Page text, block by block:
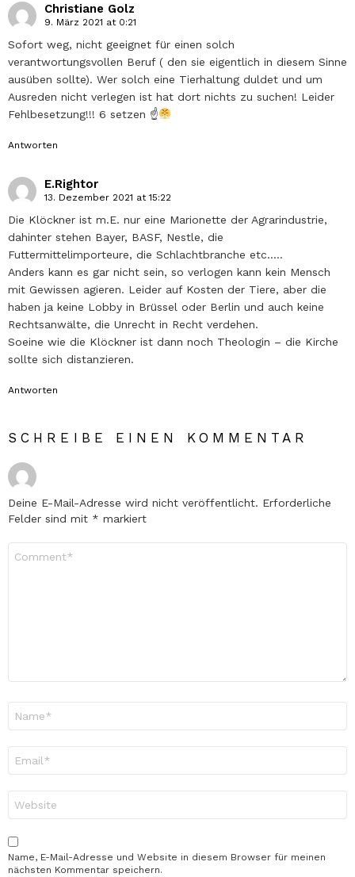
Christiane Golz
9. März 2021 at 0:21
Sofort weg, nicht geeignet für einen solch
verantwortungsvollen Beruf ( den sie eigentlich in diesem Sinne
ausüben sollte). Wer solch eine Tierhaltung duldet und um
Ausreden nicht verlegen ist hat dort nichts zu suchen! Leider
Fehlbesetzung!!! 6 setzen ☝
Antworten
E.Rightor
13. Dezember 2021 at 15:22
Die Klöckner ist m.E. nur eine Marionette der Agrarindustrie,
dahinter stehen Bayer, BASF, Nestle, die
Futtermittelimporteure, die Schlachtbranche etc…..
Anders kann es gar nicht sein, so verlogen kann kein Mensch
mit Gewissen agieren. Leider auf Kosten der Tiere, aber die
haben ja keine Lobby in Brüssel oder Berlin und auch keine
Rechtsanwälte, die Unrecht in Recht verdehen.
Soeine wie die Klöckner ist dann noch Theologin – die Kirche
sollte sich distanzieren.
Antworten
SCHREIBE EINEN KOMMENTAR
Deine E-Mail-Adresse wird nicht veröffentlicht. Erforderliche
Felder sind mit * markiert
Mail-
Adresse
*
Name, E-Mail-Adresse und Website in diesem Browser für meinen
nächsten Kommentar speichern.